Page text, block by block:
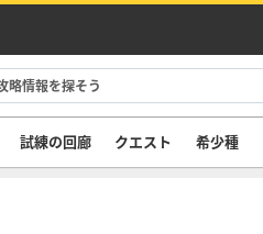
試練の回廊 クエスト 希少種